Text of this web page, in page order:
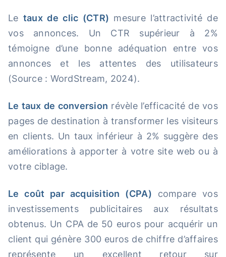
Le taux de clic (CTR) mesure l’attractivité de
vos annonces. Un CTR supérieur à 2%
témoigne d’une bonne adéquation entre vos
annonces et les attentes des utilisateurs
(Source : WordStream, 2024).
Le taux de conversion révèle l’efficacité de vos
pages de destination à transformer les visiteurs
en clients. Un taux inférieur à 2% suggère des
améliorations à apporter à votre site web ou à
votre ciblage.
Le coût par acquisition (CPA) compare vos
investissements publicitaires aux résultats
obtenus. Un CPA de 50 euros pour acquérir un
client qui génère 300 euros de chiffre d’affaires
représente un excellent retour sur